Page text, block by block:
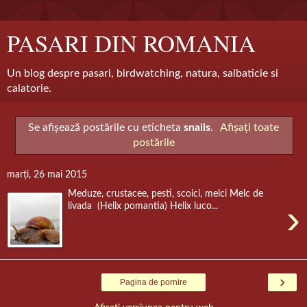
PASARI DIN ROMANIA
Un blog despre pasari, birdwatching, natura, salbaticie si
calatorie.
Se afișează postările cu eticheta snails.
Afișați toate
postările
marți, 26 mai 2015
›
Meduze, crustacee, pesti, scoici, melci Melc de
livada (Helix pomantia) Helix luco...
›
Pagina de pornire